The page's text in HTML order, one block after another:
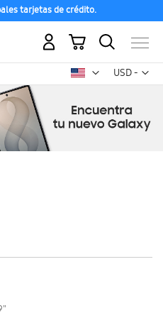
tarjetas de crédito.
USD -
dólar
Mi carrito